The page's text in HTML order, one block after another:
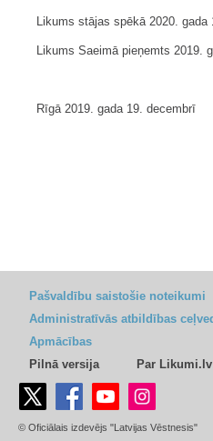
Likums stājas spēkā 2020. gada
Likums Saeimā pieņemts 2019.
Rīgā 2019. gada 19. decembrī
Pašvaldību saistošie noteikumi
Administratīvās atbildības
Apmācības
Pilnā versija
Par Likumi.lv
© Oficiālais izdevējs "Latvijas Vēstnesis"